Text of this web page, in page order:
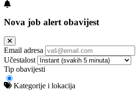
Nova job alert obavijest
Email adresa
Učestalost
Tip obavijesti
Kategorije i lokacija